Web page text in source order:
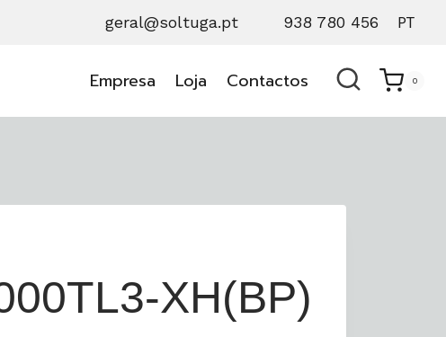
geral@soltuga.pt 938 780 456 PT
Empresa Loja Contactos 0
XH(BP)